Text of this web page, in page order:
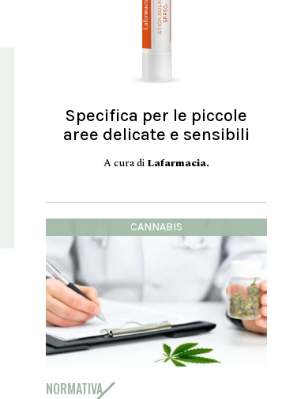
Specifica per le piccole
aree delicate e sensibili
A cura di Lafarmacia.
CANNABIS
NORMATIVA